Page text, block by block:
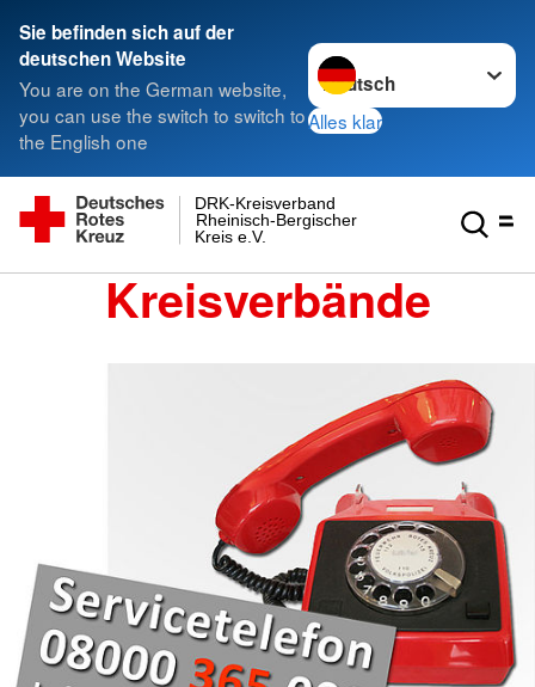
Sie befinden sich auf der
deutschen Website
You are on the German website,
you can use the switch to switch to
the English one
Sprache wechseln zu
Alles klar
Kreis e.V.
Rheinisch-Bergischer
DRK-Kreisverband
Kreisverbände